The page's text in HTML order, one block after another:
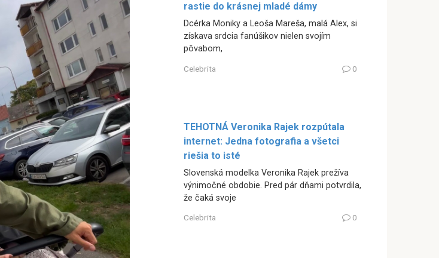
rastie do krásnej mladé dámy
Dcérka Moniky a Leoša Mareša, malá Alex, si
získava srdcia fanúšikov nielen svojím
pôvabom,
Celebrita 0
TEHOTNÁ Veronika Rajek rozpútala
internet: Jedna fotografia a všetci
riešia to isté
Slovenská modelka Veronika Rajek prežíva
výnimočné obdobie. Pred pár dňami potvrdila,
že čaká svoje
Celebrita 0